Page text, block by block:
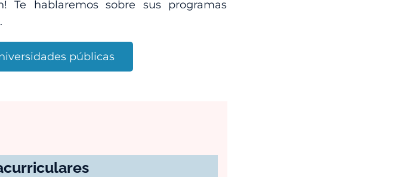
Te hablaremos sobre sus programas
públicas